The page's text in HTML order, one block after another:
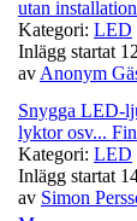
utan
Kategori: LED
Inlägg startat
av Anonym
Snygga LED-
lyktor osv...
Kategori: LED
Inlägg startat
av Simon